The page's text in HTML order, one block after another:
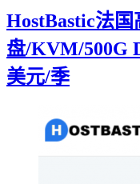
HostBastic法国
盘/KVM/500G
美元/季